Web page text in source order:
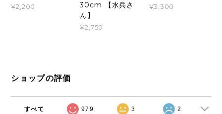
¥2,200
30cm 【水兵さ
ん】
¥2,750
¥3,300
ショップの評価
すべて 979 3 2